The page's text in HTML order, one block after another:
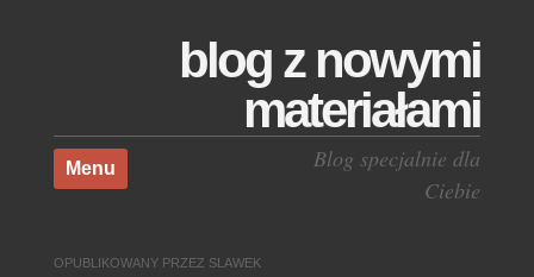
blog z nowymi
materiałami
Blog specjalnie dla
Ciebie
Menu
Skocz do treści
OPUBLIKOWANY PRZEZ SLAWEK